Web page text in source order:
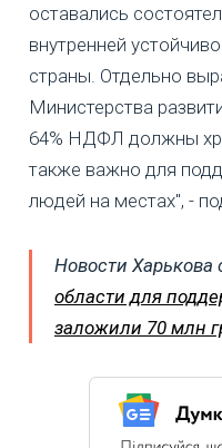
оставались
внутренней
страны. Отдельно
Министерства
64% НДФЛ должны
также важно для
людей на местах", -
Новости Харькова
области для
заложили 70 млн